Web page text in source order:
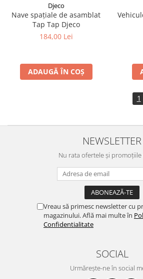
Djeco
Nave spațiale de asamblat
Tap Tap Djeco
184,00 Lei
ADAUGĂ ÎN COȘ
1
NEWSLETTER
Nu rata ofertele și
Vreau să primesc newsletter cu
magazinului. Află mai multe în
Confidentialitate
SOCIAL
Urmărește-ne în social